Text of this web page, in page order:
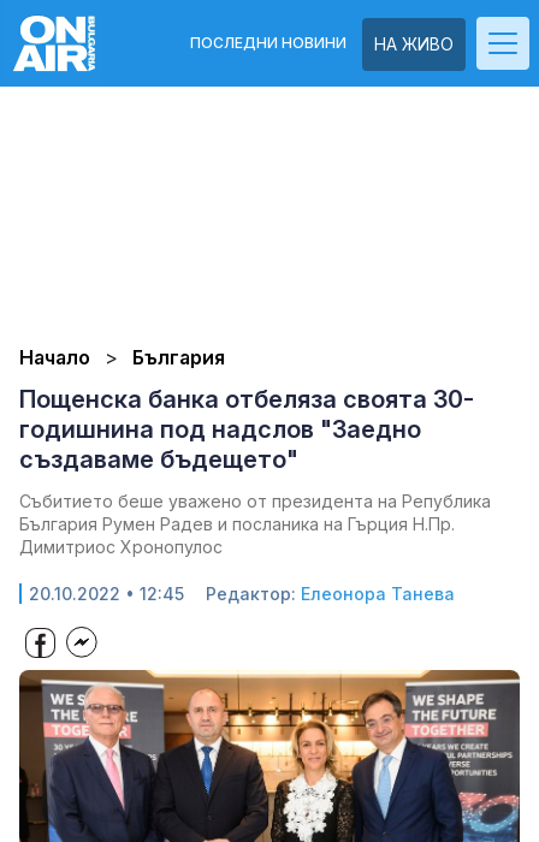
НА ЖИВО
ПОСЛЕДНИ НОВИНИ
Начало България
Пощенска банка отбеляза своята 30-
годишнина под надслов "Заедно
създаваме бъдещето"
Събитието беше уважено от президента на Република
България Румен Радев и посланика на Гърция Н.Пр.
Димитриос Хронопулос
20.10.2022 • 12:45 Редактор: Елеонора Танева